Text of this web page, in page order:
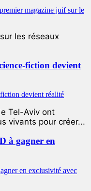
les réseaux
fiction devient
Tel-Aviv ont
vivants pour créer...
à gagner en